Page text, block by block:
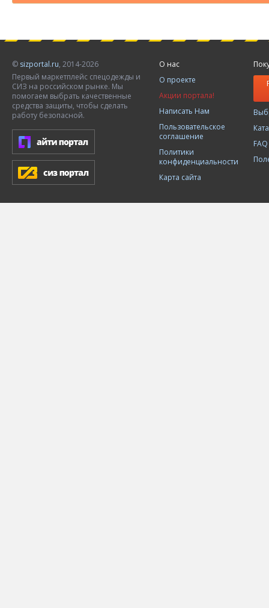
© sizportal.ru, 2014-2026
Первый маркетплейс спецодежды и
СИЗ на российском рынке. Мы
помогаем выбрать качественные
средства защиты, чтобы сделать
работу безопасной.
О нас
О проекте
Акции портала!
Написать Нам
Пользовательское
соглашение
Политики
конфиденциальности
Карта сайта
FAQ